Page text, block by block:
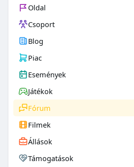
Oldal
Csoport
Blog
Piac
Események
Játékok
Fórum
Filmek
Állások
Támogatások